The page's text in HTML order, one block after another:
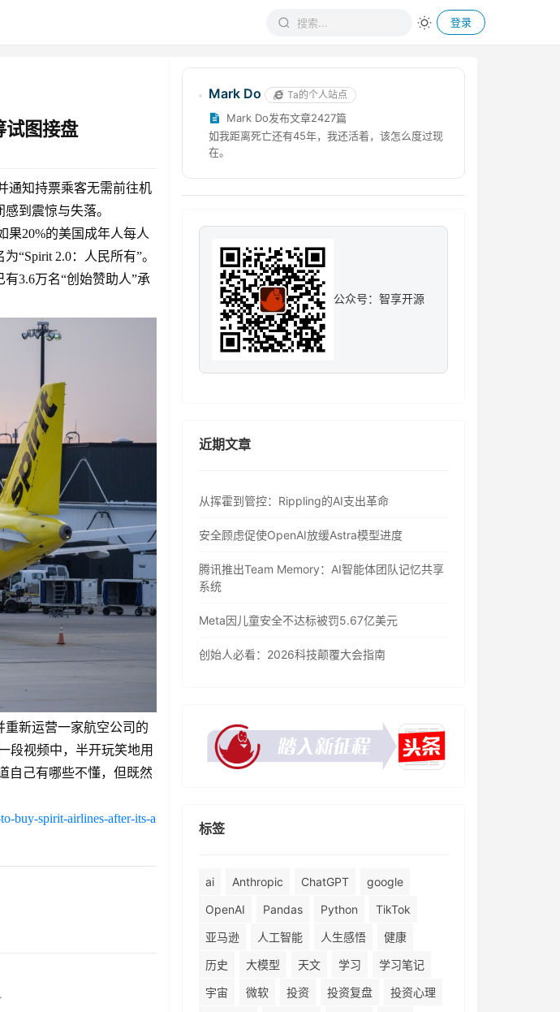
登录
图接盘
通知持票乘客无需前往机
到震惊与失落。
果20%的美国成年人每人
“Spirit 2.0：人民所有”。
3.6万名“创始赞助人”承
新运营一家航空公司的
段视频中，半开玩笑地用
自己有哪些不懂，但既然
buy-spirit-airlines-after-its-a
Mark Do Ta的个人站点
Mark Do发布文章2427篇
如我距离死亡还有45年，我还活着，该怎么度过现
在。
公众号：智享开源
近期文章
从挥霍到管控：Rippling的AI支出革命
安全顾虑促使OpenAI放缓Astra模型进度
腾讯推出Team Memory：AI智能体团队记忆共享
系统
Meta因儿童安全不达标被罚5.67亿美元
创始人必看：2026科技颠覆大会指南
标签
ai Anthropic ChatGPT
google
OpenAI
Pandas Python
TikTok
亚马逊
人工智能 人生感悟
健康
历史
大模型 天文 学习
学习笔记
宇宙
微软 投资 投资复盘
投资心理